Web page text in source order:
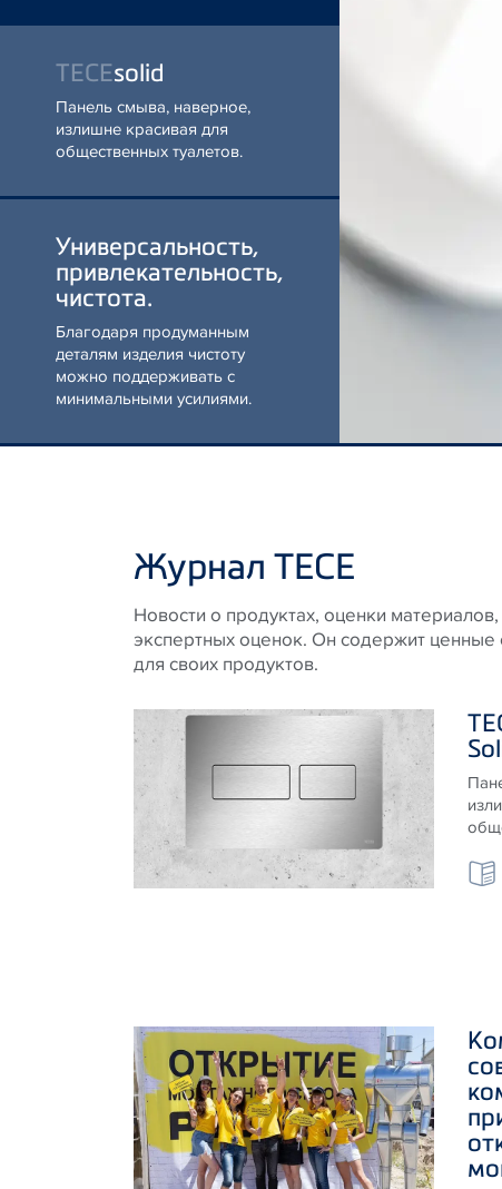
излишне красивая для
К ИЗДЕЛИЮ
Универсальность,
привлекательность,
чистота.
Благодаря продуманным
деталям изделия чистоту
можно поддерживать с
минимальными усилиями.
Журнал TECE
Новости о продуктах, оценки
экспертных оценок. Он содержит ценные
для своих продуктов.